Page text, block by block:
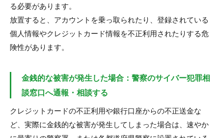
る必要があります。
放置すると、アカウントを乗っ取られたり、登録されている
個人情報やクレジットカード情報を不正利用されたりする危
険性があります。
金銭的な被害が発生した場合：警察のサイバー犯罪相
談窓口へ通報・相談する
クレジットカードの不正利用や銀行口座からの不正送金な
ど、実際に金銭的な被害が発生してしまった場合は、速やか